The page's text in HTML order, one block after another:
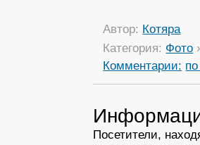
Автор: Котяра
Категория: Фото
Комментарии:
Посетители,